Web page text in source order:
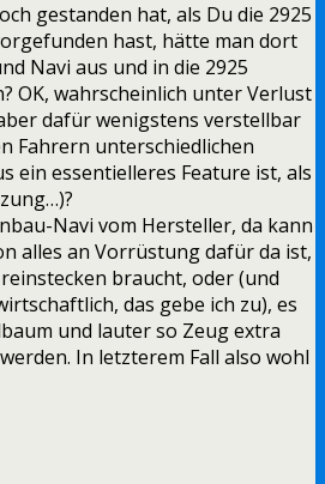
gestanden hat, als Du die 2925
hast, hätte man dort
Navi aus und in die 2925
OK, wahrscheinlich unter Verlust
dafür wenigstens verstellbar
Fahrern unterschiedlichen
ein essentielleres Feature ist, als
Navi vom Hersteller, da kann
alles an Vorrüstung dafür da ist,
braucht, oder (und
das gebe ich zu), es
und lauter so Zeug extra
In letzterem Fall also wohl